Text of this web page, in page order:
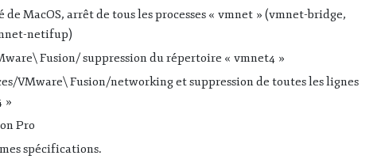
MacOS, arrêt de tous les processes « vmnet » (vmnet-bridge,
netifup)
Fusion/ suppression du répertoire « vmnet4 »
VMware\ Fusion/networking et suppression de toutes les lignes
»
Pro
spécifications.